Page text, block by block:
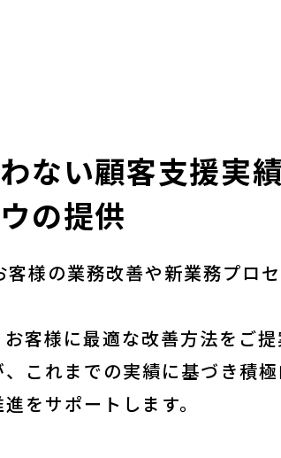
ない顧客⽀援実績
の提供
様の業務改善や新業務プロ
客様に最適な改善⽅法をご提
これまでの実績に基づき積
をサポートします。